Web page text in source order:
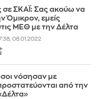
σε ΣΚΑΪ: Σας ακούω να
Όμικρον, εμείς
ΜΕΘ με την Δέλτα
08.01.2022
νόσησαν με
από την